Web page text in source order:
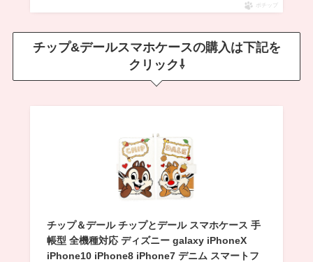
ポチップ
チップ&デールスマホケースの購入は下記を
クリック⇩
チップ＆デール チップとデール スマホケース 手
帳型 全機種対応 ディズニー galaxy iPhoneX
iPhone10 iPhone8 iPhone7 デニム スマートフ